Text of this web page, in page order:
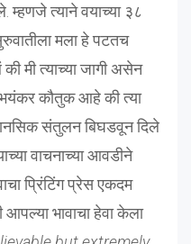
म्हणजे त्याने वयाच्या ३८
मला हे पटतच
मी त्याच्या जागी असेन
कौतुक आहे की त्या
संतुलन बिघडवून दिले
वाचनाच्या आवडीने
प्रिंटिंग प्रेस एकदम
आपल्या भावाचा हेवा केला